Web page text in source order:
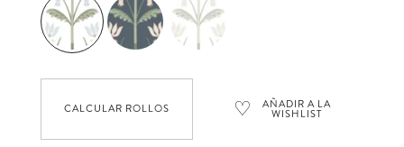
CALCULAR ROLLOS ♡ AÑADIR A LA
WISHLIST